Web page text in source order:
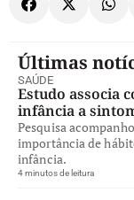
Últimas
SAÚDE
Estudo associa
infância a
Pesquisa
importância de
infância.
4 minutos de leitura